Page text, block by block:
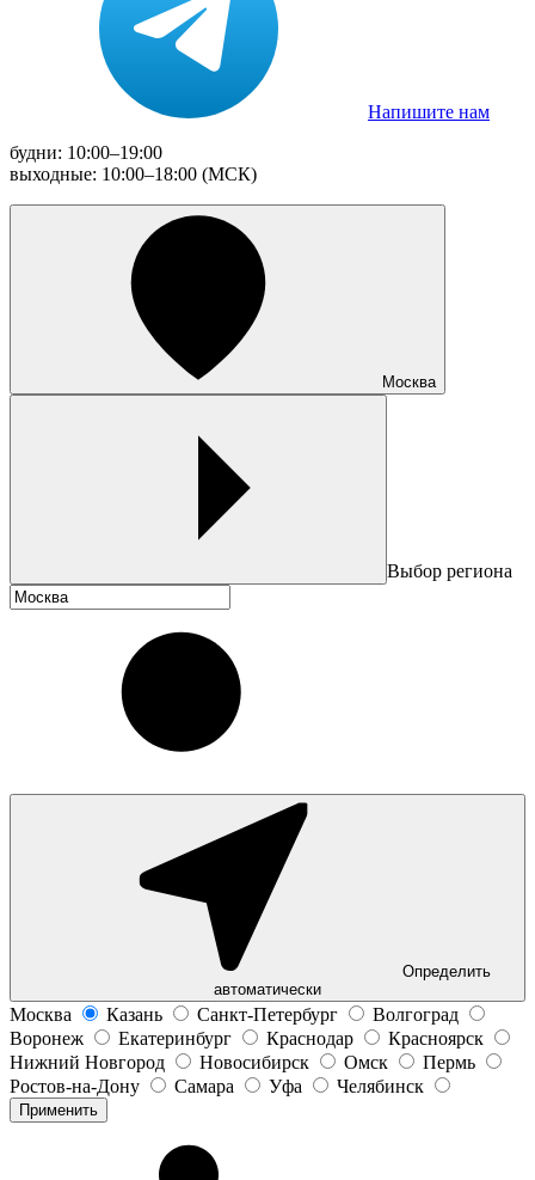
Напишите нам
будни: 10:00–19:00
выходные: 10:00–18:00 (МСК)
Москва
Выбор региона
Определить
автоматически
Москва Казань Санкт-Петербург
Волгоград
Воронеж
Екатеринбург Краснодар
Красноярск
Нижний Новгород
Новосибирск Омск
Пермь
Ростов-на-Дону
Самара Уфа Челябинск
Применить